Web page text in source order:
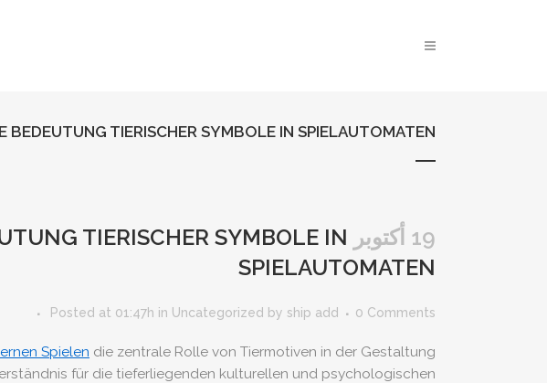
BEDEUTUNG TIERISCHER SYMBOLE IN SPIELAUTOMATEN
19 أكتوبر
TIERISCHER SYMBOLE IN
SPIELAUTOMATEN
Posted at 01:47h in Uncategorized by ship add 0 Comments
Spielen die zentrale Rolle von Tiermotiven in der Gestaltung
für die tieferliegenden kulturellen und psychologischen